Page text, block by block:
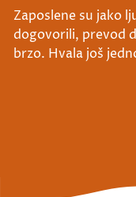
Zaposlene su jako
dogovorili, prevod
brzo. Hvala još